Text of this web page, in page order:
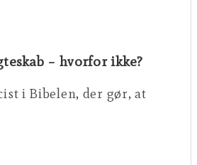
– hvorfor ikke?
i Bibelen, der gør, at